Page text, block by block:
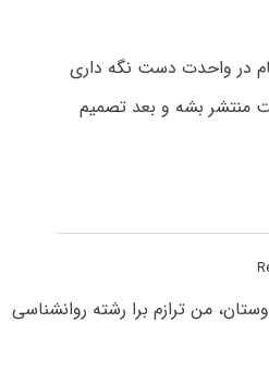
در واحدت دست نگه داری
منتشر بشه و بعد تصمیم
من ترازم برا رشته روانشناسی